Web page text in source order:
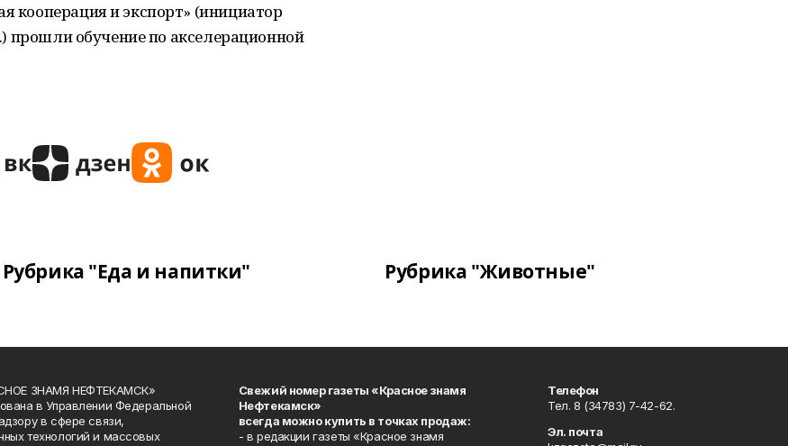
кооперация и экспорт» (инициатор
прошли обучение по акселерационной
Рубрика "Еда и напитки" Рубрика "Животные"
ЗНАМЯ НЕФТЕКАМСК»
в Управлении Федеральной
в сфере связи,
технологий и массовых
Свежий номер газеты «Красное знамя
Нефтекамск»
всегда можно купить в точках продаж:
- в редакции газеты «Красное знамя
Телефон
Тел. 8 (34783) 7-42-62.
Эл. почта